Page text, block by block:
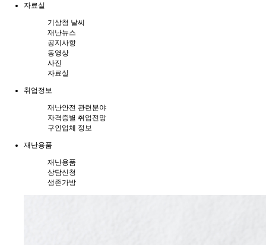
자료실
기상청 날씨
재난뉴스
공지사항
동영상
사진
자료실
취업정보
재난안전 관련분야
자격증별 취업전망
구인업체 정보
재난용품
재난용품
상담신청
생존가방